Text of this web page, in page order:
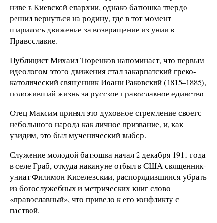
ниве в Киевской епархии, однако батюшка твердо
решил вернуться на родину, где в тот момент
ширилось движение за возвращение из унии в
Православие.
Публицист Михаил Тюренков напоминает, что первым
идеологом этого движения стал закарпатский греко-
католический священник Иоанн Раковский (1815–1885),
положивший жизнь за русское православное единство.
Отец Максим принял это духовное стремление своего
небольшого народа как личное призвание, и, как
увидим, это был мученический выбор.
Служение молодой батюшка начал 2 декабря 1911 года
в селе Граб, откуда накануне отбыл в США священник-
униат Филимон Киселевский, распорядившийся убрать
из богослужебных и метрических книг слово
«православный», что привело к его конфликту с
паствой.